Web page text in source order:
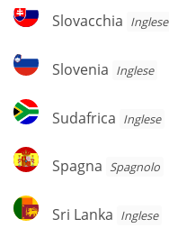
Slovacchia
Slovacchia Inglese
Slovenia
Slovenia Inglese
Sudafrica
Sudafrica Inglese
Spagna
Spagna Spagnolo
Sri
Lanka
Sri Lanka Inglese